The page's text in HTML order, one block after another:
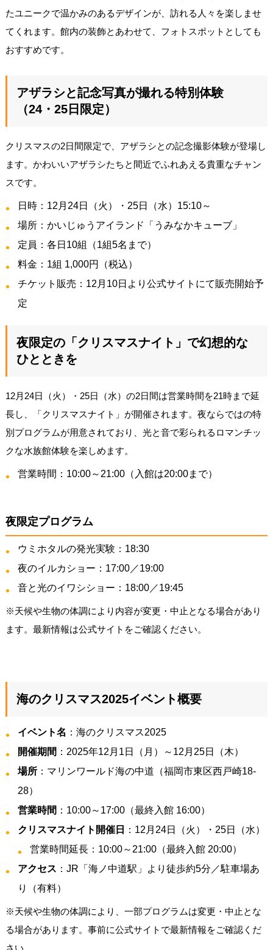
たユニークで温かみのあるデザインが、訪れる人々を楽しませ
てくれます。館内の装飾とあわせて、フォトスポットとしても
おすすめです。
アザラシと記念写真が撮れる特別体験
（24・25日限定）
クリスマスの2日間限定で、アザラシとの記念撮影体験が登場し
ます。かわいいアザラシたちと間近でふれあえる貴重なチャン
スです。
日時：12月24日（火）・25日（水）15:10～
場所：かいじゅうアイランド「うみなかキューブ」
定員：各日10組（1組5名まで）
料金：1組 1,000円（税込）
チケット販売：12月10日より公式サイトにて販売開始予
定
夜限定の「クリスマスナイト」で幻想的な
ひとときを
12月24日（火）・25日（水）の2日間は営業時間を21時まで延
長し、「クリスマスナイト」が開催されます。夜ならではの特
別プログラムが用意されており、光と音で彩られるロマンチッ
クな水族館体験を楽しめます。
営業時間：10:00～21:00（入館は20:00まで）
夜限定プログラム
ウミホタルの発光実験：18:30
夜のイルカショー：17:00／19:00
音と光のイワシショー：18:00／19:45
※天候や生物の体調により内容が変更・中止となる場合があり
ます。最新情報は公式サイトをご確認ください。
海のクリスマス2025イベント概要
イベント名 ：海のクリスマス2025
開催期間 ：2025年12月1日（月）～12月25日（木）
場所：マリンワールド海の中道（福岡市東区西戸崎18-
28）
営業時間 ：10:00～17:00（最終入館 16:00）
クリスマスナイト開催日
：12月24日（火）・25日（水）
営業時間延長：10:00～21:00（最終入館 20:00）
アクセス ：JR「海ノ中道駅」より徒歩約5分／駐車場あ
り（有料）
※天候や生物の体調により、一部プログラムは変更・中止とな
る場合があります。事前に公式サイトで最新情報をご確認くだ